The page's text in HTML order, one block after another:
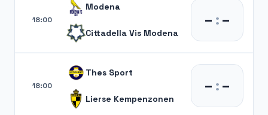
18:00
Modena
Cittadella Vis Modena
– :–
18:00
Thes Sport
Lierse Kempenzonen
– :–